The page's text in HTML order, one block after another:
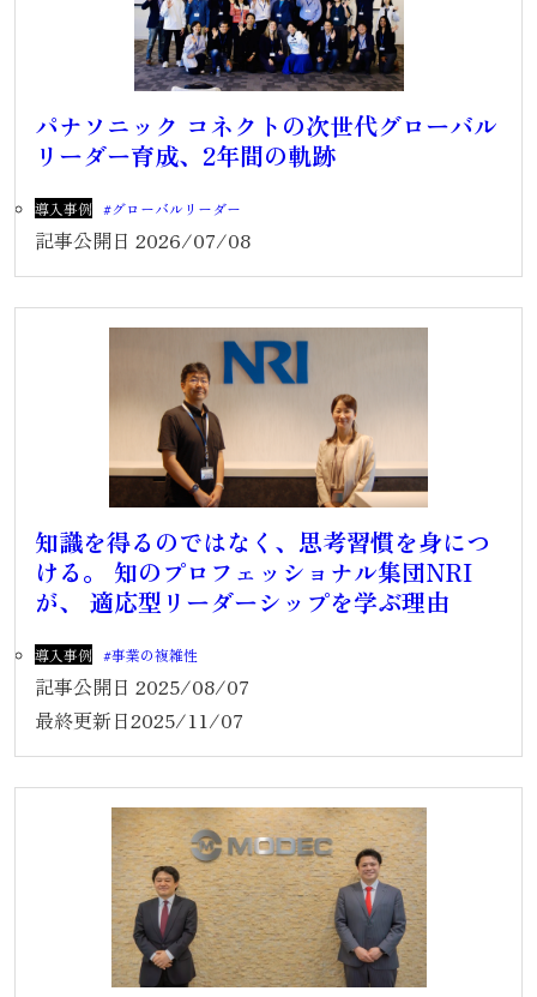
パナソニック コネクトの次世代グローバル
リーダー育成、2年間の軌跡
導入事例 グローバルリーダー
記事公開日 2026/07/08
知識を得るのではなく、思考習慣を身につ
ける。 知のプロフェッショナル集団NRI
が、 適応型リーダーシップを学ぶ理由
導入事例 事業の複雑性
記事公開日 2025/08/07
最終更新日2025/11/07